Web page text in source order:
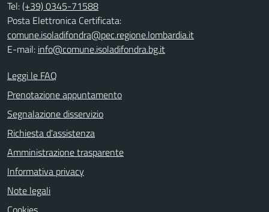
Tel:(+39) 0345-71588
Posta Elettronica Certificata:
comune.isoladifondra@pec.regione.lombardia.it
E-mail: info@comune.isoladifondra.bg.it
Leggi le FAQ
Prenotazione appuntamento
Segnalazione disservizio
Richiesta d'assistenza
Amministrazione trasparente
Informativa privacy
Note legali